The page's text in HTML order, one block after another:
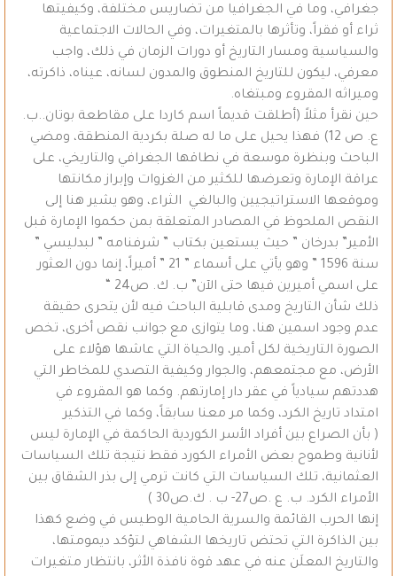
جغرافي، وما في الجغرافيا من تضاريس مختلفة، وكيفيتها
ثراء أو فقراً، وتأثرها بالمتغيرات، وفي الحالات الاجتماعية
والسياسية ومسار التاريخ أو دورات الزمان في ذلك، واجب
معرفي، ليكون للتاريخ المنطوق والمدون لسانه، عيناه، ذاكرته،
وميراثه المقروء ومبتغاه.
حين نقرأ مثلاً (أطلقت قديماً اسم كاردا على مقاطعة بوتان..ب.
ع. ص 12) فهذا يحيل على ما له صلة بكردية المنطقة، ومضي
الباحث وبنظرة موسعة في نطاقها الجغرافي والتاريخي، على
عراقة الإمارة وتعرضها للكثير من الغزوات وإبراز مكانتها
وموقعها الاستراتيجيين والبالغي الثراء، وهو يشير هنا إلى
النقص الملحوظ في المصادر المتعلقة بمن حكموا الإمارة قبل
الأمير” بدرخان ” حيث يستعين بكتاب ” شرفنامه ” لبدليسي ”
سنة 1596 ” وهو يأتي على أسماء ” 21 ” أميراً، إنما دون العثور
على اسمي أميرين فيها حتى الآن” ب. ك. ص24 “
ذلك شأن التاريخ ومدى قابلية الباحث فيه لأن يتحرى حقيقة
عدم وجود اسمين هنا، وما يتوازى مع جوانب نقص أخرى، تخص
الصورة التاريخية لكل أمير، والحياة التي عاشها هؤلاء على
الأرض، مع مجتمعهم، والجوار وكيفية التصدي للمخاطر التي
هددتهم سيادياً في عقر دار إمارتهم. وكما هو المقروء في
امتداد تاريخ الكرد، وكما مر معنا سابقاً، وكما في التذكير
( بأن الصراع بين أفراد الأسر الكوردية الحاكمة في الإمارة ليس
لأنانية وطموح بعض الأمراء الكورد فقط نتيجة تلك السياسات
العثمانية، تلك السياسات التي كانت ترمي إلى بذر الشقاق بين
الأمراء الكرد. ب. ع .ص27- ب . ك.ص30 )
إنها الحرب القائمة والسرية الحامية الوطيس في وضع كهذا
بين الذاكرة التي تحتض تاريخها الشفاهي لتؤكد ديمومتها،
والتاريخ المعلَن عنه في عهد قوة نافذة الأثر، بانتظار متغيرات